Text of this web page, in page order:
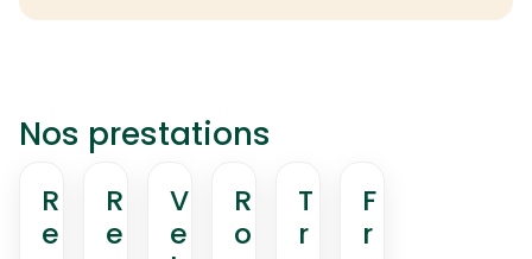
Nos prestations
R
e
R
e
V
e
R
o
T
r
F
r